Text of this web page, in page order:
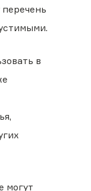
перечень
в
могут